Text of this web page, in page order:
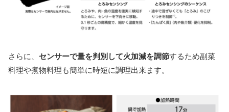
さらに、 センサーで量を判別して火加減を調節するため副菜
料理や煮物料理も簡単に時短に調理出来ます。